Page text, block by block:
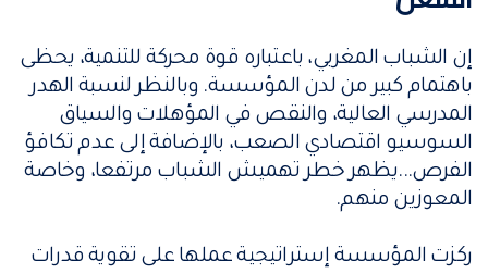
إن الشباب المغربي، باعتباره قوة محركة للتنمية، يحظى
باهتمام كبير من لدن المؤسسة. وبالنظر لنسبة الهدر
المدرسي العالية، والنقص في المؤهلات والسياق
السوسيو اقتصادي الصعب، بالإضافة إلى عدم تكافؤ
الفرص...يظهر خطر تهميش الشباب مرتفعا، وخاصة
المعوزين منهم.
ركزت المؤسسة إستراتيجية عملها على تقوية قدرات